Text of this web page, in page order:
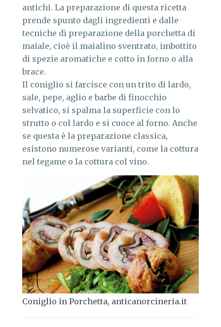
antichi. La preparazione di questa ricetta
prende spunto dagli ingredienti e dalle
tecniche di preparazione della porchetta di
maiale, cioè il maialino sventrato, imbottito
di spezie aromatiche e cotto in forno o alla
brace.
Il coniglio si farcisce con un trito di lardo,
sale, pepe, aglio e barbe di finocchio
selvatico, si spalma la superficie con lo
strutto o col lardo e si cuoce al forno. Anche
se questa è la preparazione classica,
esistono numerose varianti, come la cottura
nel tegame o la cottura col vino.
Coniglio in Porchetta, anticanorcineria.it